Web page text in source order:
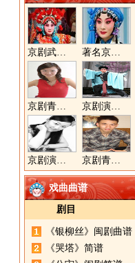
京剧武旦演员李静文 著名京剧演员李海燕
京剧青衣演员周利 京剧演员郝帅
京剧演员陈晓霞 京剧青年演员郝杰
戏曲曲谱
剧目
《银柳丝》闽剧曲谱
《哭塔》简谱